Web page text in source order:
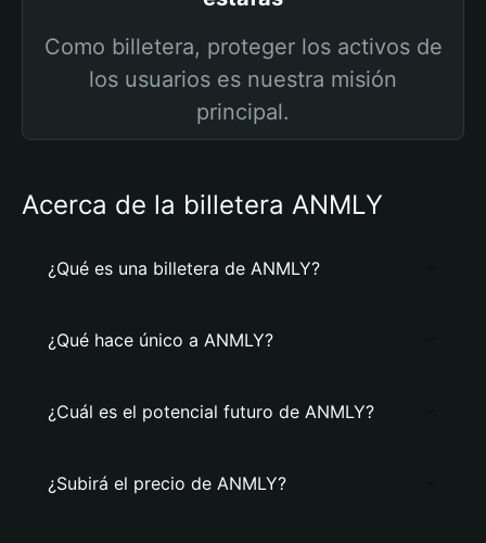
Como billetera, proteger los activos de
los usuarios es nuestra misión
principal.
Acerca de la billetera ANMLY
¿Qué es una billetera de ANMLY?
¿Qué hace único a ANMLY?
¿Cuál es el potencial futuro de ANMLY?
¿Subirá el precio de ANMLY?